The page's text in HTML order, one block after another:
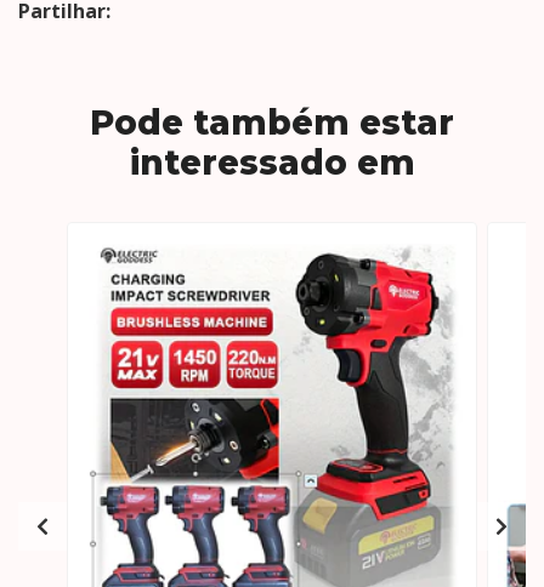
Partilhar:
Pode também estar
interessado em